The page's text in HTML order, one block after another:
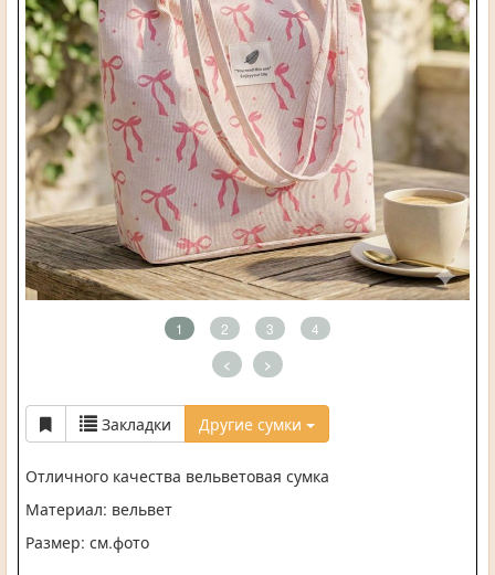
1 2 3 4
< >
Закладки Другие сумки
Отличного качества вельветовая сумка
Материал: вельвет
Размер: см.фото